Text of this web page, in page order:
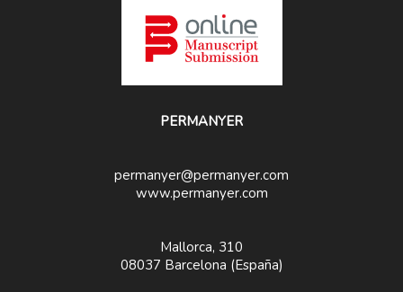
PERMANYER
permanyer@permanyer.com
www.permanyer.com
Mallorca, 310
08037 Barcelona (España)